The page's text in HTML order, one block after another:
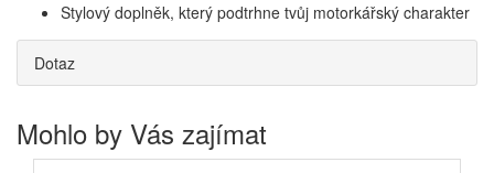
Stylový doplněk, který podtrhne tvůj motorkářský charakter
Dotaz
Mohlo by Vás zajímat